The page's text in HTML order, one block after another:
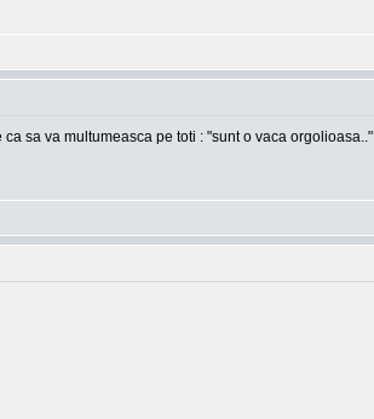
sa va multumeasca pe toti : "sunt o vaca orgolioasa.."